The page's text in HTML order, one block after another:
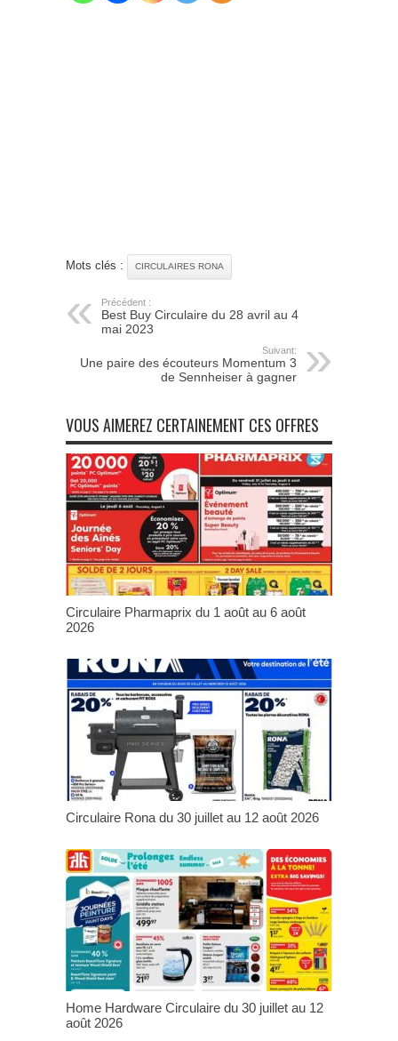
Mots clés : CIRCULAIRES RONA
Précédent :
Best Buy Circulaire du 28 avril au 4
mai 2023
Suivant:
Une paire des écouteurs Momentum 3
de Sennheiser à gagner
VOUS AIMEREZ CERTAINEMENT CES OFFRES
Circulaire Pharmaprix du 1 août au 6 août
2026
Circulaire Rona du 30 juillet au 12 août 2026
Home Hardware Circulaire du 30 juillet au 12
août 2026